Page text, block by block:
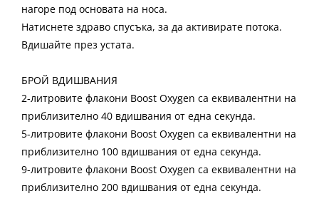
нагоре под основата на носа.
Натиснете здраво спусъка, за да активирате потока.
Вдишайте през устата.
БРОЙ ВДИШВАНИЯ
2-литровите флакони Boost Oxygen са еквивалентни на
приблизително 40 вдишвания от една секунда.
5-литровите флакони Boost Oxygen са еквивалентни на
приблизително 100 вдишвания от една секунда.
9-литровите флакони Boost Oxygen са еквивалентни на
приблизително 200 вдишвания от една секунда.